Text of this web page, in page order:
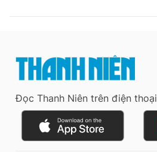
Đọc Thanh Niên trên điện thoại